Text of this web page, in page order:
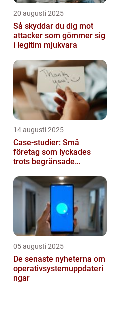
20 augusti 2025
Så skyddar du dig mot
attacker som gömmer sig
i legitim mjukvara
14 augusti 2025
Case-studier: Små
företag som lyckades
trots begränsade
05 augusti 2025
De senaste nyheterna om
operativsystemuppdateri
ngar